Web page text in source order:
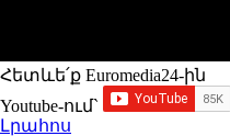
Հետևե՛ք Euromedia24-ին
Youtube-ում`
Լրահոս